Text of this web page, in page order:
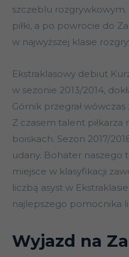
szczeblu rozgrywkowym.
piłki, a po powrocie do
w najwyższej klasie
Ekstraklasowy debiut
w sezonie 2013/2014,
Górnik przegrał wówczas
Z czasem talent piłkarza
boiskach. Sezon 2017/
udany. Bohater naszego
miejsce w klasyfikacji
liczbą asyst w
najlepszego pomocnika
Wyjazd na